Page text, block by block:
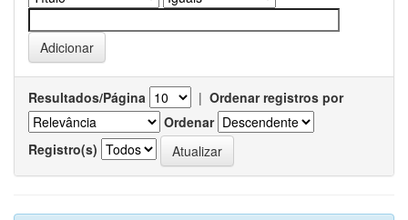
Resultados/Página | Ordenar registros por
Ordenar
Registro(s)